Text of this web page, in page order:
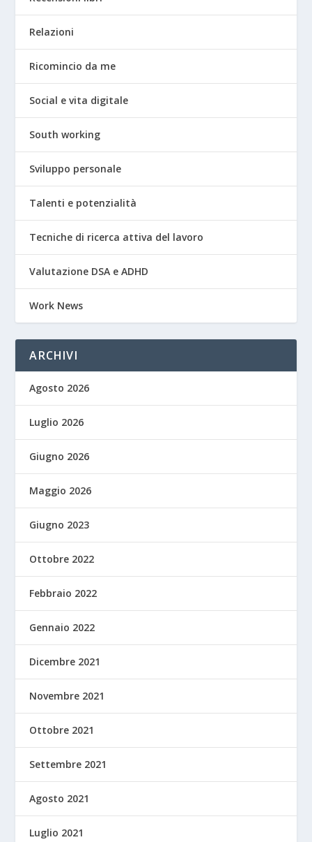
Relazioni
Ricomincio da me
Social e vita digitale
South working
Sviluppo personale
Talenti e potenzialità
Tecniche di ricerca attiva del lavoro
Valutazione DSA e ADHD
Work News
ARCHIVI
Agosto 2026
Luglio 2026
Giugno 2026
Maggio 2026
Giugno 2023
Ottobre 2022
Febbraio 2022
Gennaio 2022
Dicembre 2021
Novembre 2021
Ottobre 2021
Settembre 2021
Agosto 2021
Luglio 2021